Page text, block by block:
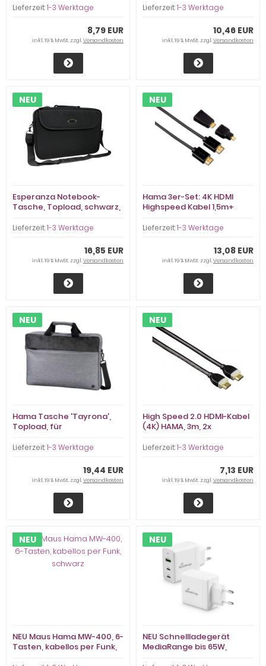
DataLife Plus
Lieferzeit:1-3 Werktage
8,79 EUR
inkl. 19 % MwSt. zzgl.Versandkosten
Lieferzeit:1-3 Werktage
10,46 EUR
inkl. 19 % MwSt. zzgl.Versandkosten
NEU
Esperanza Notebook-
Tasche, Topload, schwarz,
17,3'=44cm
Lieferzeit:1-3 Werktage
16,85 EUR
inkl. 19 % MwSt. zzgl.Versandkosten
NEU
Hama 3er-Set: 4K HDMI
Highspeed Kabel 1,5m+
(Goldkontakte)
Lieferzeit:1-3 Werktage
13,08 EUR
inkl. 19 % MwSt. zzgl.Versandkosten
NEU
Hama Tasche 'Tayrona',
Topload, für
15,6'=40cm
Lieferzeit:1-3 Werktage
19,44 EUR
inkl. 19 % MwSt. zzgl.Versandkosten
NEU
High Speed 2.0 HDMI-Kabel
(4K) HAMA, 3m, 2x
Lieferzeit:1-3 Werktage
7,13 EUR
inkl. 19 % MwSt. zzgl.Versandkosten
NEU
NEU Maus Hama MW-400, 6-
Tasten, kabellos per Funk,
NEU
NEU Schnellladegerät
MediaRange bis 65W,